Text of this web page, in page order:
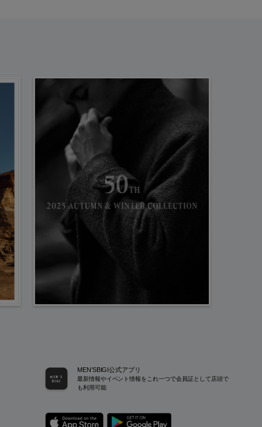
MEN’SBIGI公式アプリ
最新情報やイベント情報をこれ一つで会員証として店頭で
も利用可能